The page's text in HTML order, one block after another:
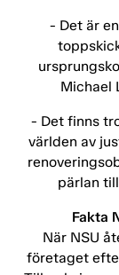
- Det är
Michael
- Det finns
världen av
pärlan
Fakta
När NSU
företaget